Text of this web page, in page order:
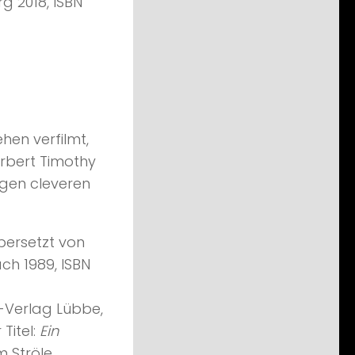
verfilmt,
Timothy
cleveren
von
1989, ISBN
Lübbe,
Ein